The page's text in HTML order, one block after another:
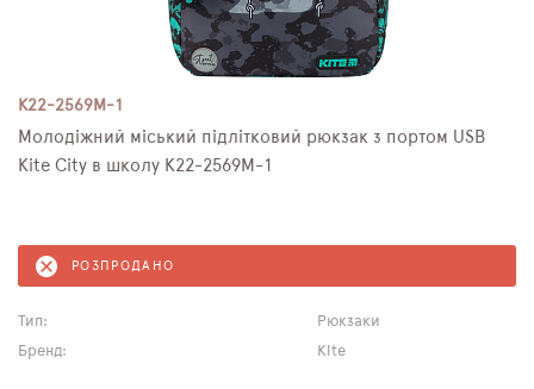
K22-2569M-1
Молодіжний міський підлітковий рюкзак з портом USB
Kite City в школу K22-2569M-1
РОЗПРОДАНО
Тип:
Рюкзаки
Бренд:
Kite